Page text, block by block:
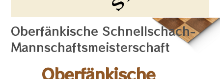
Oberfänkische Schnellschach-
Mannschaftsmeisterschaft
Oberfänkische